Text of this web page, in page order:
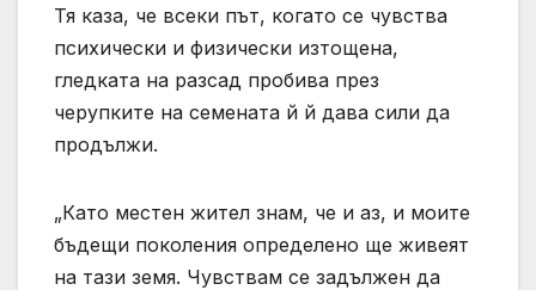
Тя каза, че всеки път, когато се чувства
психически и физически изтощена,
гледката на разсад пробива през
черупките на семената й й дава сили да
продължи.
„Като местен жител знам, че и аз, и моите
бъдещи поколения определено ще живеят
на тази земя. Чувствам се задължен да